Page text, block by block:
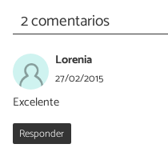
2 comentarios
Lorenia
27/02/2015
Excelente
Responder